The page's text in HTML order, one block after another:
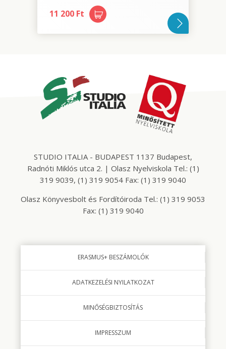
11 200 Ft
STUDIO ITALIA - BUDAPEST 1137 Budapest,
Radnóti Miklós utca 2. | Olasz Nyelviskola Tel.: (1)
319 9039, (1) 319 9054 Fax: (1) 319 9040
Olasz Könyvesbolt és Fordítóiroda Tel.: (1) 319 9053
Fax: (1) 319 9040
ERASMUS+ BESZÁMOLÓK
ADATKEZELÉSI NYILATKOZAT
MINŐSÉGBIZTOSÍTÁS
IMPRESSZUM